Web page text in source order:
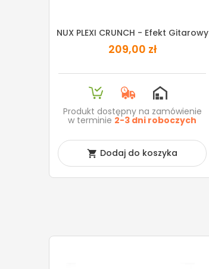
NUX PLEXI CRUNCH - Efekt Gitarowy
209,00 zł
Produkt dostępny na zamówienie
w terminie 2-3 dni roboczych
 Dodaj do koszyka